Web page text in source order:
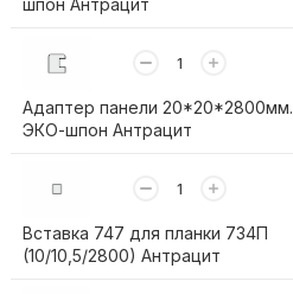
шпон Антрацит
Адаптер панели 20*20*2800мм.
ЭКО-шпон Антрацит
Вставка 747 для планки 734П
(10/10,5/2800) Антрацит